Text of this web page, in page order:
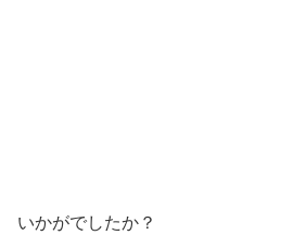
いかがでしたか？